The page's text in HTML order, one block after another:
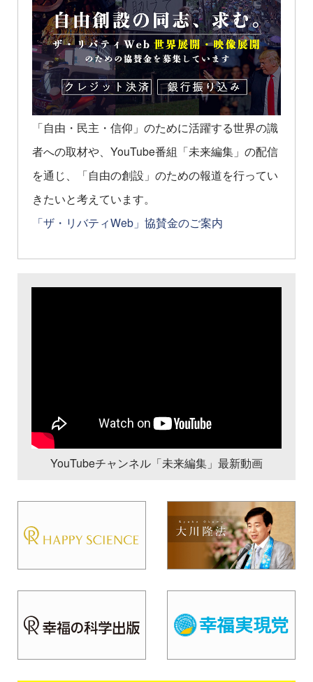
「自由・民主・信仰」のために活躍する世界の識
者への取材や、YouTube番組「未来編集」の配信
を通じ、「自由の創設」のための報道を行ってい
きたいと考えています。
「ザ・リバティWeb」協賛金のご案内
YouTubeチャンネル「未来編集」最新動画